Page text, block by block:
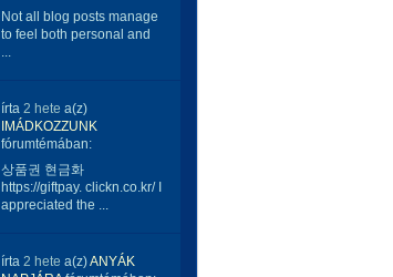
Not all blog posts manage
to feel both personal and
...
írta 2 hete a(z)
IMÁDKOZZUNK
fórumtémában:
상품권 현금화
https://giftpay. clickn.co.kr/ I
appreciated the ...
írta 2 hete a(z)ANYÁK